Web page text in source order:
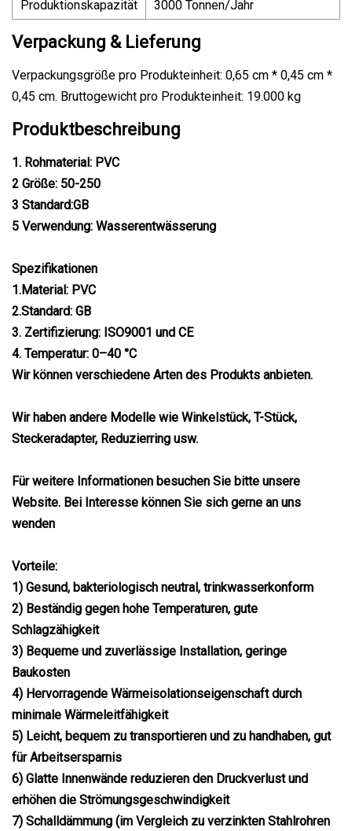
Produktionskapazität
3000 Tonnen/Jahr
Verpackung & Lieferung
Verpackungsgröße pro Produkteinheit: 0,65 cm * 0,45 cm *
0,45 cm. Bruttogewicht pro Produkteinheit: 19.000 kg
Produktbeschreibung
1. Rohmaterial: PVC
2 Größe: 50-250
3 Standard:GB
5 Verwendung: Wasserentwässerung
Spezifikationen
1.Material: PVC
2.Standard: GB
3. Zertifizierung: ISO9001 und CE
4. Temperatur: 0–40 °C
Wir können verschiedene Arten des Produkts anbieten.
Wir haben andere Modelle wie Winkelstück, T-Stück,
Steckeradapter, Reduzierring usw.
Für weitere Informationen besuchen Sie bitte unsere
Website. Bei Interesse können Sie sich gerne an uns
wenden
Vorteile:
1) Gesund, bakteriologisch neutral, trinkwasserkonform
2) Beständig gegen hohe Temperaturen, gute
Schlagzähigkeit
3) Bequeme und zuverlässige Installation, geringe
Baukosten
4) Hervorragende Wärmeisolationseigenschaft durch
minimale Wärmeleitfähigkeit
5) Leicht, bequem zu transportieren und zu handhaben, gut
für Arbeitsersparnis
6) Glatte Innenwände reduzieren den Druckverlust und
erhöhen die Strömungsgeschwindigkeit
7) Schalldämmung (im Vergleich zu verzinkten Stahlrohren